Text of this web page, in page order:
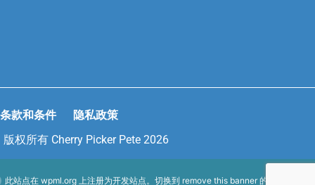
条款和条件 隐私政策
版权所有 Cherry Picker Pete 2026
此站点在 wpml.org 上注册为开发站点。切换到 remove this banner 的生产站点密